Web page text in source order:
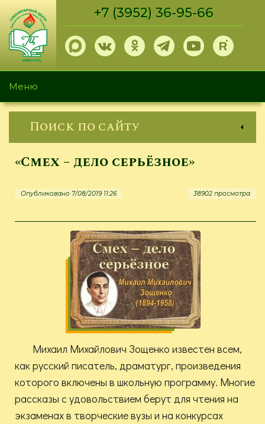
Перейти
основному
содержанию
+7 (3952) 36-95-66
Меню
Поиск по сайту
«Смех – дело серьёзное»
Опубликовано 7/08/2019 11:26 38902 просмотра
Михаил Михайлович Зощенко известен всем,
как русский писатель, драматург, произведения
которого включены в школьную программу. Многие
рассказы с удовольствием берут для чтения на
экзаменах в творческие вузы и на конкурсах